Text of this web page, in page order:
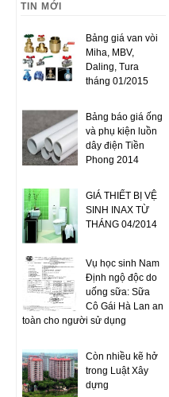
TIN MỚI
Bảng giá van vòi
Miha, MBV,
Daling, Tura
tháng 01/2015
Bảng báo giá ống
và phụ kiện luồn
dây điện Tiền
Phong 2014
GIÁ THIẾT BỊ VỆ
SINH INAX TỪ
THÁNG 04/2014
Vụ học sinh Nam
Định ngộ độc do
uống sữa: Sữa
Cô Gái Hà Lan an
toàn cho người sử dụng
Còn nhiều kẽ hở
trong Luật Xây
dựng